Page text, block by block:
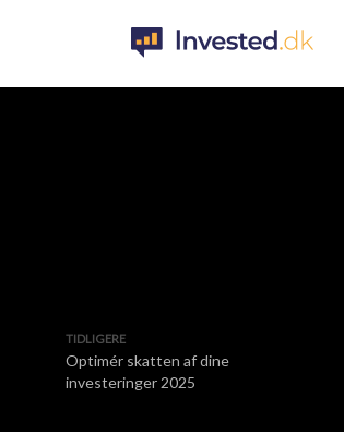
TIDLIGERE
Optimér skatten af dine
investeringer 2025